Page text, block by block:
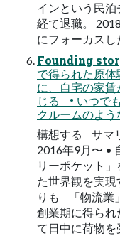
インという民
経て退職。
にフォーカスし
Founding
で得られた原
に、自宅の家
じる • いつで
クルームのよ
構想する サマ
2016年9月〜 •
リーポケット
た世界観を実
りも 「物流業
創業期に得ら
て日中に荷物